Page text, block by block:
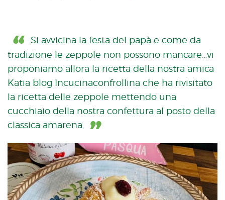
Si avvicina la festa del papà e come da
tradizione le zeppole non possono mancare…vi
proponiamo allora la ricetta della nostra amica
Katia blog Incucinaconfrollina che ha rivisitato
la ricetta delle zeppole mettendo una
cucchiaio della nostra confettura al posto della
classica amarena.